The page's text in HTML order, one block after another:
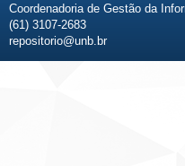
Coordenadoria de Gestão da
(61) 3107-2683
repositorio@unb.br